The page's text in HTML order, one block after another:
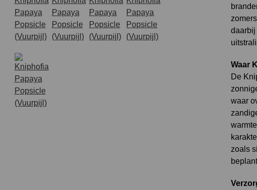
daarbij
Waar
De
waar
zoals